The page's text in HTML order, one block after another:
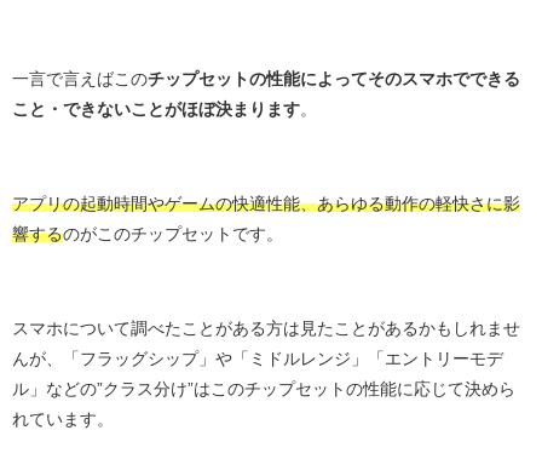
一言で言えばこのチップセットの性能によってそのスマホでできる
こと・できないことがほぼ決まります。
アプリの起動時間やゲームの快適性能、あらゆる動作の軽快さに影
響するのがこのチップセットです。
スマホについて調べたことがある方は見たことがあるかもしれませ
んが、「フラッグシップ」や「ミドルレンジ」「エントリーモデ
ル」などの”クラス分け”はこのチップセットの性能に応じて決めら
れています。